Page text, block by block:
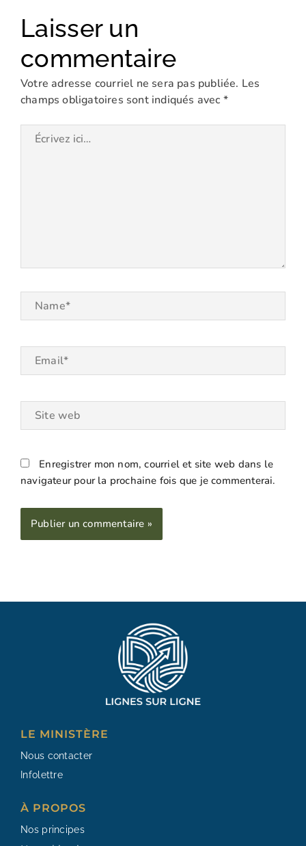
Laisser un
commentaire
Votre adresse courriel ne sera pas publiée. Les
champs obligatoires sont indiqués avec *
Écrivez
Name*
Email*
Site
Enregistrer mon nom, courriel et site web dans le
navigateur pour la prochaine fois que je commenterai.
LE MINISTÈRE
Nous contacter
Infolettre
À PROPOS
Nos principes